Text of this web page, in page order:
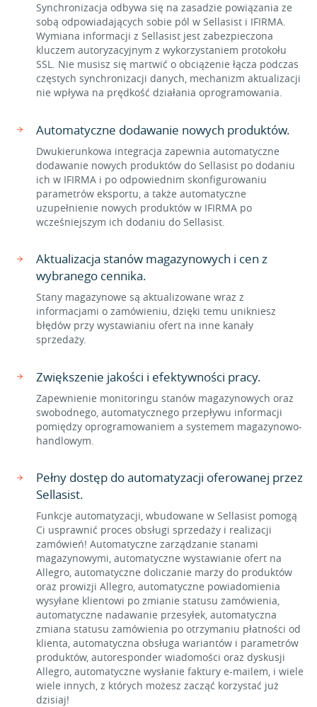
Synchronizacja odbywa się na zasadzie powiązania ze
sobą odpowiadających sobie pól w Sellasist i IFIRMA.
Wymiana informacji z Sellasist jest zabezpieczona
kluczem autoryzacyjnym z wykorzystaniem protokołu
SSL. Nie musisz się martwić o obciążenie łącza podczas
częstych synchronizacji danych, mechanizm aktualizacji
nie wpływa na prędkość działania oprogramowania.
Automatyczne dodawanie nowych produktów.
Dwukierunkowa integracja zapewnia automatyczne
dodawanie nowych produktów do Sellasist po dodaniu
ich w IFIRMA i po odpowiednim skonfigurowaniu
parametrów eksportu, a także automatyczne
uzupełnienie nowych produktów w IFIRMA po
wcześniejszym ich dodaniu do Sellasist.
Aktualizacja stanów magazynowych i cen z
wybranego cennika.
Stany magazynowe są aktualizowane wraz z
informacjami o zamówieniu, dzięki temu unikniesz
błędów przy wystawianiu ofert na inne kanały
sprzedaży.
Zwiększenie jakości i efektywności pracy.
Zapewnienie monitoringu stanów magazynowych oraz
swobodnego, automatycznego przepływu informacji
pomiędzy oprogramowaniem a systemem magazynowo-
handlowym.
Pełny dostęp do automatyzacji oferowanej przez
Sellasist.
Funkcje automatyzacji, wbudowane w Sellasist pomogą
Ci usprawnić proces obsługi sprzedaży i realizacji
zamówień! Automatyczne zarządzanie stanami
magazynowymi, automatyczne wystawianie ofert na
Allegro, automatyczne doliczanie marży do produktów
oraz prowizji Allegro, automatyczne powiadomienia
wysyłane klientowi po zmianie statusu zamówienia,
automatyczne nadawanie przesyłek, automatyczna
zmiana statusu zamówienia po otrzymaniu płatności od
klienta, automatyczna obsługa wariantów i parametrów
produktów, autoresponder wiadomości oraz dyskusji
Allegro, automatyczne wysłanie faktury e-mailem, i wiele
wiele innych, z których możesz zacząć korzystać już
dzisiaj!